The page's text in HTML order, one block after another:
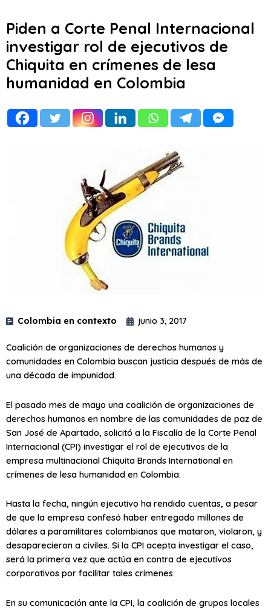
Piden a Corte Penal Internacional
investigar rol de ejecutivos de
Chiquita en crímenes de lesa
humanidad en Colombia
Colombia en contexto junio 3, 2017
Coalición de organizaciones de derechos humanos y
comunidades en Colombia buscan justicia después de más de
una década de impunidad.
El pasado mes de mayo una coalición de organizaciones de
derechos humanos en nombre de las comunidades de paz de
San José de Apartado, solicitó a la Fiscalía de la Corte Penal
Internacional (CPI) investigar el rol de ejecutivos de la
empresa multinacional Chiquita Brands International en
crímenes de lesa humanidad en Colombia.
Hasta la fecha, ningún ejecutivo ha rendido cuentas, a pesar
de que la empresa confesó haber entregado millones de
dólares a paramilitares colombianos que mataron, violaron, y
desaparecieron a civiles. Si la CPI acepta investigar el caso,
será la primera vez que actúa en contra de ejecutivos
corporativos por facilitar tales crímenes.
En su comunicación ante la CPI, la coalición de grupos locales